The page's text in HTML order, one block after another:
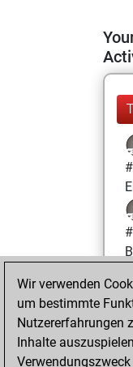
Wir verwenden
um bestimmte
Nutzererfahrungen
Inhalte